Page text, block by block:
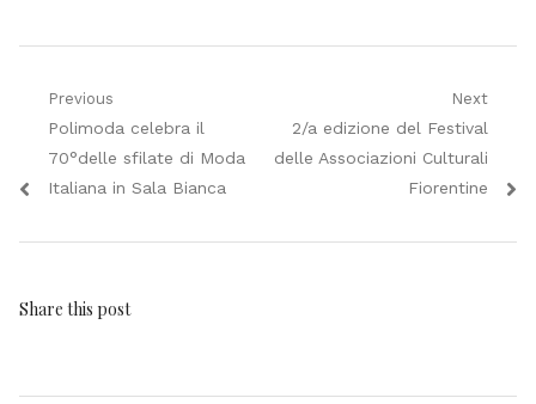
Navigazione
articoli
Previous
Previous
post:
Polimoda celebra il
70°delle sfilate di Moda
Italiana in Sala Bianca
Next
Next
post:
2/a edizione del Festival
delle Associazioni Culturali
Fiorentine
Share this post